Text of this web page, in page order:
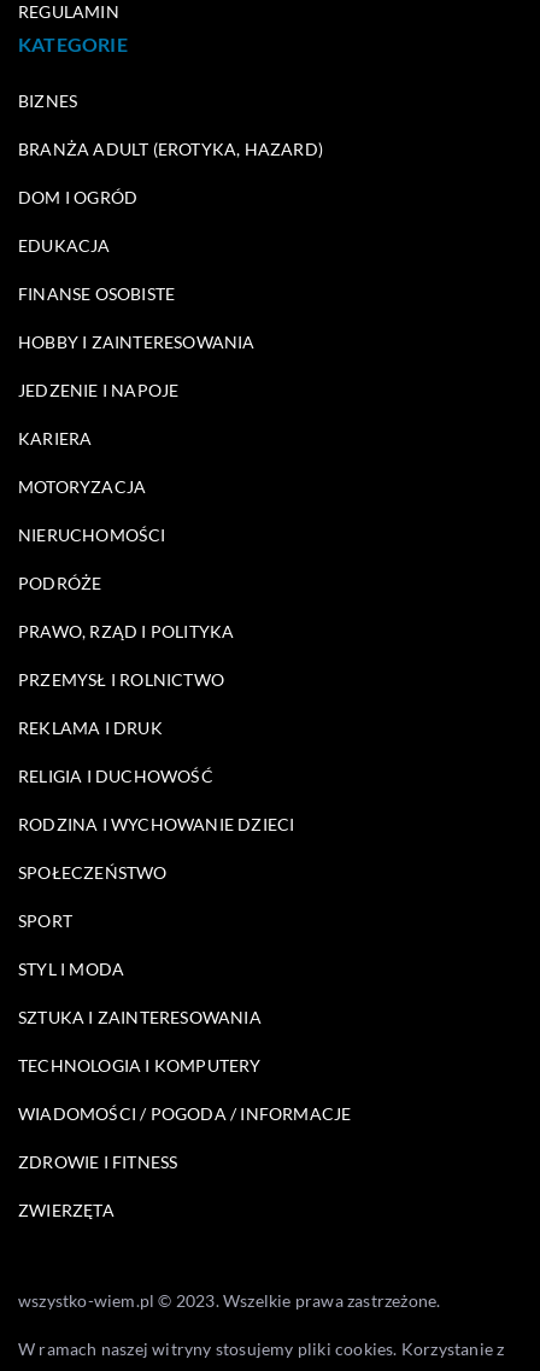
REGULAMIN
KATEGORIE
BIZNES
BRANŻA ADULT (EROTYKA, HAZARD)
DOM I OGRÓD
EDUKACJA
FINANSE OSOBISTE
HOBBY I ZAINTERESOWANIA
JEDZENIE I NAPOJE
KARIERA
MOTORYZACJA
NIERUCHOMOŚCI
PODRÓŻE
PRAWO, RZĄD I POLITYKA
PRZEMYSŁ I ROLNICTWO
REKLAMA I DRUK
RELIGIA I DUCHOWOŚĆ
RODZINA I WYCHOWANIE DZIECI
SPOŁECZEŃSTWO
SPORT
STYL I MODA
SZTUKA I ZAINTERESOWANIA
TECHNOLOGIA I KOMPUTERY
WIADOMOŚCI / POGODA / INFORMACJE
ZDROWIE I FITNESS
ZWIERZĘTA
wszystko-wiem.pl © 2023. Wszelkie prawa zastrzeżone.
W ramach naszej witryny stosujemy pliki cookies. Korzystanie z